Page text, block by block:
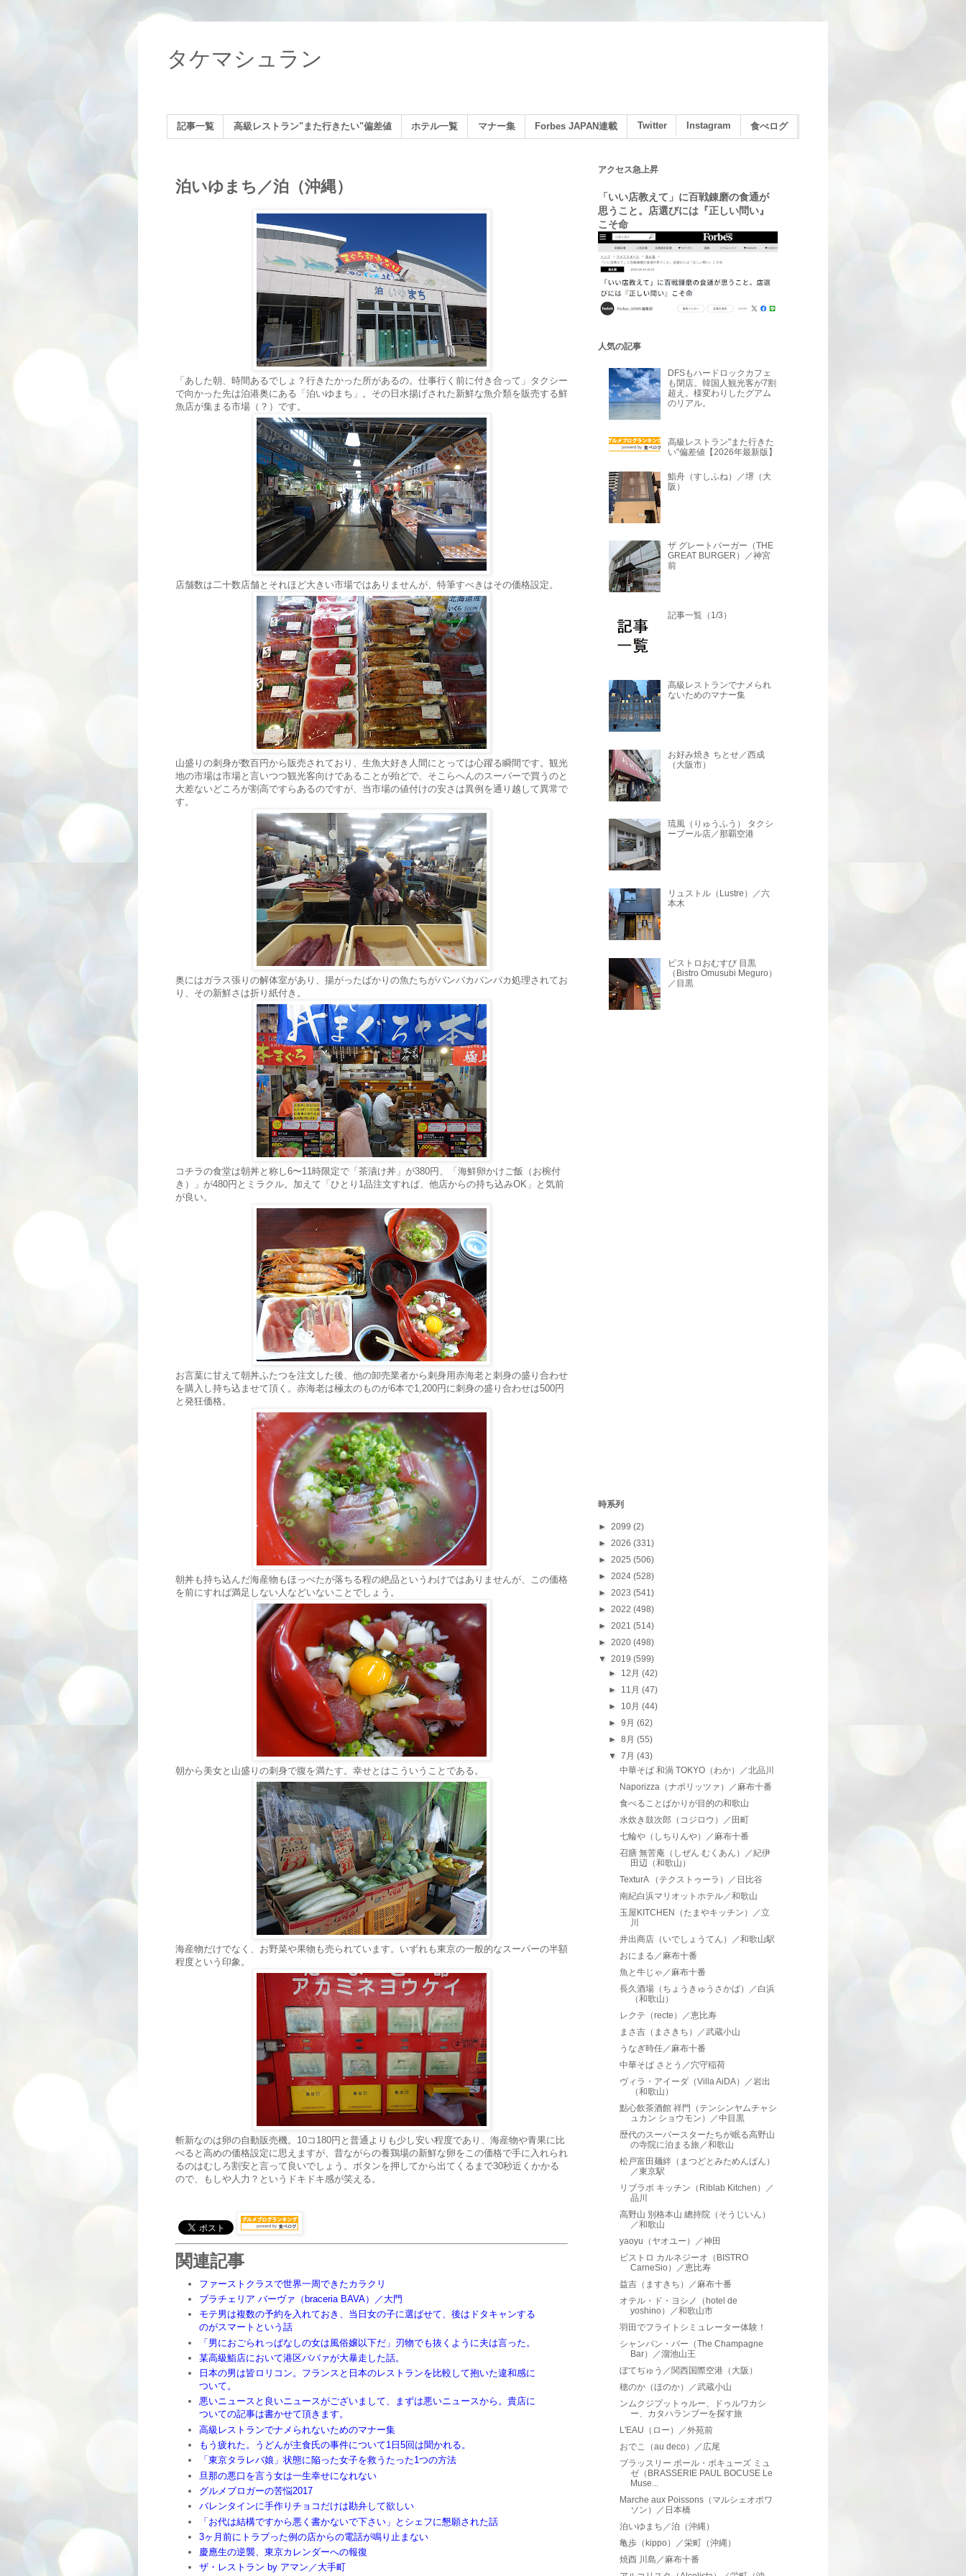
タケマシュラン
記事一覧 高級レストラン"また行きたい"偏差値 ホテル一覧 マナー集 Forbes JAPAN連載 Twitter Instagram 食べログ
泊いゆまち／泊（沖縄）
「あした朝、時間あるでしょ？行きたかった所があるの。仕事行く前に付き合って」タクシー
で向かった先は泊港奥にある「泊いゆまち」。その日水揚げされた新鮮な魚介類を販売する鮮
魚店が集まる市場（？）です。
店舗数は二十数店舗とそれほど大きい市場ではありませんが、特筆すべきはその価格設定。
山盛りの刺身が数百円から販売されており、生魚大好き人間にとっては心躍る瞬間です。観光
地の市場は市場と言いつつ観光客向けであることが殆どで、そこらへんのスーパーで買うのと
大差ないどころが割高ですらあるのですが、当市場の値付けの安さは異例を通り越して異常で
す。
奥にはガラス張りの解体室があり、揚がったばかりの魚たちがバンバカバンバカ処理されてお
り、その新鮮さは折り紙付き。
コチラの食堂は朝丼と称し6〜11時限定で「茶漬け丼」が380円、「海鮮卵かけご飯（お椀付
き）」が480円とミラクル。加えて「ひとり1品注文すれば、他店からの持ち込みOK」と気前
が良い。
お言葉に甘えて朝丼ふたつを注文した後、他の卸売業者から刺身用赤海老と刺身の盛り合わせ
を購入し持ち込ませて頂く。赤海老は極太のものが6本で1,200円に刺身の盛り合わせは500円
と発狂価格。
朝丼も持ち込んだ海産物もほっぺたが落ちる程の絶品というわけではありませんが、この価格
を前にすれば満足しない人などいないことでしょう。
朝から美女と山盛りの刺身で腹を満たす。幸せとはこういうことである。
海産物だけでなく、お野菜や果物も売られています。いずれも東京の一般的なスーパーの半額
程度という印象。
斬新なのは卵の自動販売機。10コ180円と普通よりも少し安い程度であり、海産物や青果に比
べると高めの価格設定に思えますが、昔ながらの養鶏場の新鮮な卵をこの価格で手に入れられ
るのはむしろ割安と言って良いでしょう。ボタンを押してから出てくるまで30秒近くかかる
ので、もしや人力？というドキドキ感が笑える。
関連記事
ファーストクラスで世界一周できたカラクリ
ブラチェリア バーヴァ（braceria BAVA）／大門
モテ男は複数の予約を入れておき、当日女の子に選ばせて、後はドタキャンする
のがスマートという話
「男におごられっぱなしの女は風俗嬢以下だ」刃物でも抜くように夫は言った。
某高級鮨店において港区ババァが大暴走した話。
日本の男は皆ロリコン。フランスと日本のレストランを比較して抱いた違和感に
ついて。
悪いニュースと良いニュースがございまして、まずは悪いニュースから。貴店に
ついての記事は書かせて頂きます。
高級レストランでナメられないためのマナー集
もう疲れた。うどんが主食氏の事件について1日5回は聞かれる。
「東京タラレバ娘」状態に陥った女子を救うたった1つの方法
旦那の悪口を言う女は一生幸せになれない
グルメブロガーの苦悩2017
バレンタインに手作りチョコだけは勘弁して欲しい
「お代は結構ですから悪く書かないで下さい」とシェフに懇願された話
3ヶ月前にトラブった例の店からの電話が鳴り止まない
慶應生の逆襲、東京カレンダーへの報復
ザ・レストラン by アマン／大手町
アクセス急上昇
「いい店教えて」に百戦錬磨の食通が
思うこと。店選びには『正しい問い』
こそ命
人気の記事
DFSもハードロックカフェ
も閉店。韓国人観光客が7割
超え。様変わりしたグアム
のリアル。
高級レストラン"また行きた
い"偏差値【2026年最新版】
鮨舟（すしふね）／堺（大
阪）
ザ グレートバーガー（THE
GREAT BURGER）／神宮
前
記事一覧（1/3）
高級レストランでナメられ
ないためのマナー集
お好み焼き ちとせ／西成
（大阪市）
琉風（りゅうふう） タクシ
ープール店／那覇空港
リュストル（Lustre）／六
本木
ビストロおむすび 目黒
（Bistro Omusubi Meguro）
／目黒
時系列
► 2099 (2)
► 2026 (331)
► 2025 (506)
► 2024 (528)
► 2023 (541)
► 2022 (498)
► 2021 (514)
► 2020 (498)
▼ 2019 (599)
► 12月(42)
► 11月(47)
► 10月(44)
►9月(62)
►8月(55)
▼7月(43)
中華そば 和渦 TOKYO（わか）／北品川
Naporizza（ナポリッツァ）／麻布十番
食べることばかりが目的の和歌山
水炊き鼓次郎（コジロウ）／田町
七輪や（しちりんや）／麻布十番
召膳 無苦庵（しぜん むくあん）／紀伊
田辺（和歌山）
TexturA （テクストゥーラ）／日比谷
南紀白浜マリオットホテル／和歌山
玉屋KITCHEN（たまやキッチン）／立
川
井出商店（いでしょうてん）／和歌山駅
おにまる／麻布十番
魚と牛じゃ／麻布十番
長久酒場（ちょうきゅうさかば）／白浜
（和歌山）
レクテ（recte）／恵比寿
まさ吉（まさきち）／武蔵小山
うなぎ時任／麻布十番
中華そば さとう／穴守稲荷
ヴィラ・アイーダ（Villa AiDA）／岩出
（和歌山）
點心飲茶酒館 祥門（テンシンヤムチャシ
ュカン ショウモン）／中目黒
歴代のスーパースターたちが眠る高野山
の寺院に泊まる旅／和歌山
松戸富田麺絆（まつどとみためんばん）
／東京駅
リブラボ キッチン（Riblab Kitchen）／
品川
高野山 別格本山 總持院（そうじいん）
／和歌山
yaoyu（ヤオユー）／神田
ビストロ カルネジーオ（BISTRO
CarneSio）／恵比寿
益吉（ますきち）／麻布十番
オテル・ド・ヨシノ（hotel de
yoshino）／和歌山市
羽田でフライトシミュレーター体験！
シャンパン・バー（The Champagne
Bar）／溜池山王
ぼてぢゅう／関西国際空港（大阪）
穂のか（ほのか）／武蔵小山
ンムクジプットゥルー、ドゥルワカシ
ー、カタハランブーを探す旅
L'EAU（ロー）／外苑前
おでこ（au deco）／広尾
ブラッスリー ポール・ボキューズ ミュ
ゼ（BRASSERIE PAUL BOCUSE Le
Muse...
Marche aux Poissons（マルシェオポワ
ソン）／日本橋
泊いゆまち／泊（沖縄）
亀歩（kippo）／栄町（沖縄）
焼酉 川島／麻布十番